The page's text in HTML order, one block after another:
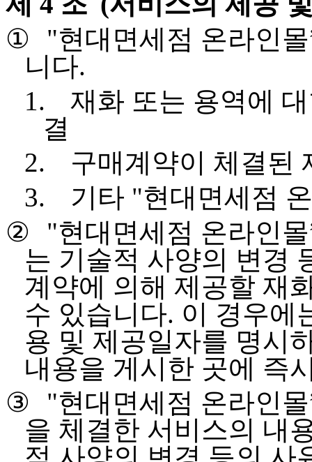
①
"현대면세점 온라인몰
니다.
1.
재화 또는 용역에
결
2.
구매계약이 체결된
3.
기타 "현대면세점
②
"현대면세점 온라인몰
는 기술적 사양의 변경
계약에 의해 제공할 재
수 있습니다. 이 경우에
용 및 제공일자를 명시
내용을 게시한 곳에 즉
③
"현대면세점 온라인몰
을 체결한 서비스의 내